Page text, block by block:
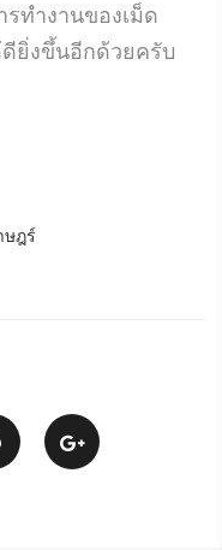
ทำงานของเม็ด
ดียิ่งขึ้นอีกด้วยครับ
ษฎร์